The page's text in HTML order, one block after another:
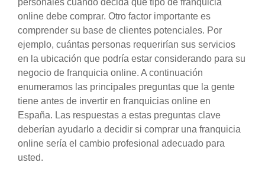
personales cuando decida qué tipo de franquicia
online debe comprar. Otro factor importante es
comprender su base de clientes potenciales. Por
ejemplo, cuántas personas requerirían sus servicios
en la ubicación que podría estar considerando para su
negocio de franquicia online. A continuación
enumeramos las principales preguntas que la gente
tiene antes de invertir en franquicias online en
España. Las respuestas a estas preguntas clave
deberían ayudarlo a decidir si comprar una franquicia
online sería el cambio profesional adecuado para
usted.